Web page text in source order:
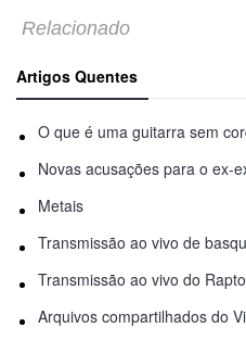
Relacionado
Artigos Quentes
O que é uma guitarra sem
Metais
Arquivos compartilhados do